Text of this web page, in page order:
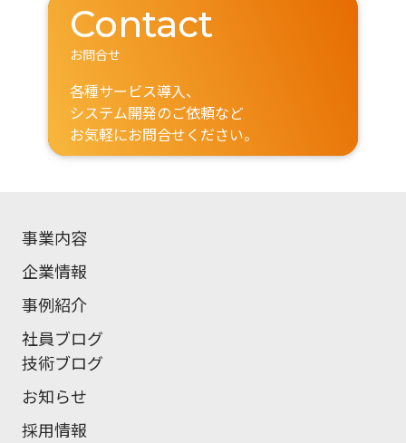
Contact
お問合せ
各種サービス導入、
システム開発のご依頼など
お気軽にお問合せください。
事業内容
企業情報
事例紹介
社員ブログ
技術ブログ
お知らせ
採用情報